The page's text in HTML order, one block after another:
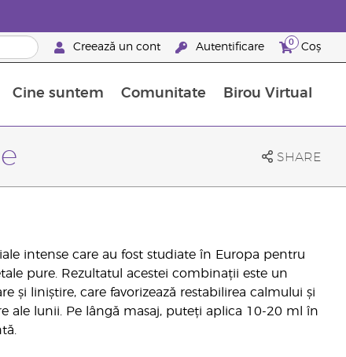
Creează un cont Autentificare 0 Coș
Cine suntem Comunitate Birou Virtual
SHARE
intense care au fost studiate în Europa pentru
pure. Rezultatul acestei combinații este un
și liniștire, care favorizează restabilirea calmului și
lunii. Pe lângă masaj, puteți aplica 10-20 ml în